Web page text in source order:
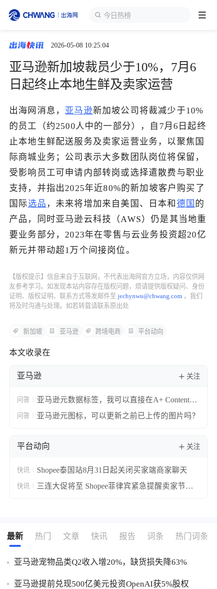
今日热榜
跨境展会
出海服务
出海资讯
跨境报告
出海导航
出海交流群
了解出海网
2026-05-08 10:25:04
亚马逊新加坡裁员少于10%，7月6
日起终止本地生鲜及卖家运营
出海网消息，亚马逊新加坡公司将裁减少于10%
的员工（约2500人中的一部分），自7月6日起终
止本地生鲜配送服务及卖家运营业务，以聚焦国
际商城业务；公司表示大多数团队岗位将保留，
受影响员工可申请内部转岗或选择遣散费与职业
支持，并指出2025年近80%的新加坡客户购买了
国际 选品 ，未来将增加来自美国、日本和 德国 的
产品，同时亚马逊云科技（AWS）仍是其当地重
要业务部分，2023年在零售与云业务投资超20亿
新元并带动超1万个间接岗位。
【版权提示】信息来自于互联网，不代表出海网官方立场，内容仅供网
友参考学习。如发现本站内容存在版权问题，烦请提供版权疑问、身份
证明、版权证明、联系方式等发邮件至jechynwu@chwang.com ，我们
将及时沟通与处理。如若转载请联系原出处
新加坡 亚马逊 跨境电商 平台动向
本文收录在
亚马逊 关注
问答
亚马逊元数据标签，我可以直接在A+ Content
Manager中标记图片，而不在上传前标记文件
吗？
问答 亚马逊元图标，可以更新之前已上传的图片吗？
平台动向 关注
快讯 Shopee泰国站8月31日起关闭买家端商家聊天
快讯
三连大促将至 Shopee菲律宾紧急提醒卖家节前
最新 热门 文章 快讯 报告 词条 热门词条
亚马逊宠物品类Q2收入增20%，缺货损失降63%
亚马逊提前兑现500亿美元投资OpenAI获5%股权